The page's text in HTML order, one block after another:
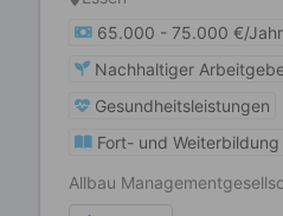
65.000 - 75.000 €/Jahr
Nachhaltiger
Gesundheitsleistungen
Fort- und Weiterbildung
Allbau